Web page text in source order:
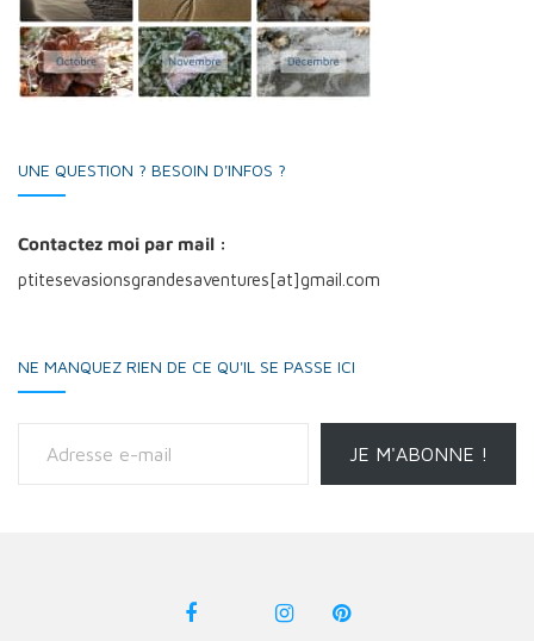
UNE QUESTION ? BESOIN D'INFOS ?
Contactez moi par mail :
ptitesevasionsgrandesaventures[at]gmail.com
NE MANQUEZ RIEN DE CE QU'IL SE PASSE ICI
JE M'ABONNE !